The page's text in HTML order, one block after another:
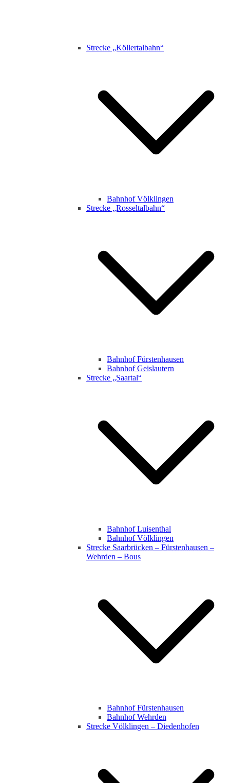
Strecke „Köllertalbahn“
Bahnhof Völklingen
Strecke „Rosseltalbahn“
Bahnhof Fürstenhausen
Bahnhof Geislautern
Strecke „Saartal“
Bahnhof Luisenthal
Bahnhof Völklingen
Strecke Saarbrücken – Fürstenhausen –
Wehrden – Bous
Bahnhof Fürstenhausen
Bahnhof Wehrden
Strecke Völklingen – Diedenhofen